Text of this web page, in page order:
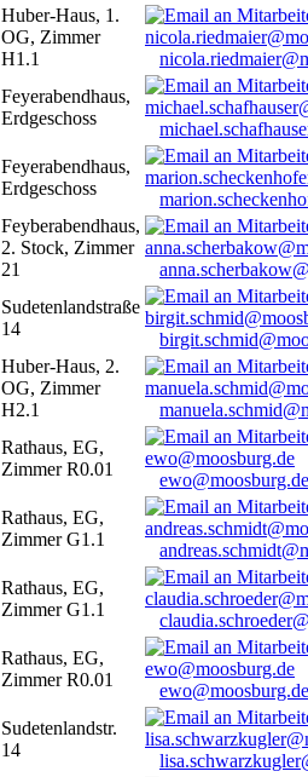
Huber-Haus, 1.
OG, Zimmer
H1.1
Feyerabendhaus,
Erdgeschoss
Feyerabendhaus,
Erdgeschoss
Feyberabendhaus,
2. Stock, Zimmer
21
Sudetenlandstraße
14
Huber-Haus, 2.
OG, Zimmer
H2.1
Rathaus, EG,
Zimmer R0.01
ewo@moosburg.de
Rathaus, EG,
Zimmer G1.1
Rathaus, EG,
Zimmer G1.1
Rathaus, EG,
Zimmer R0.01
ewo@moosburg.de
Sudetenlandstr.
14